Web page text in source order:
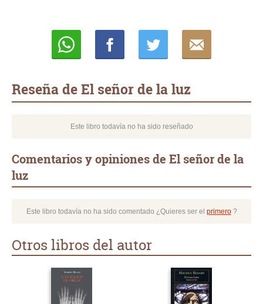
Reseña de El señor de la luz
Este libro todavía no ha sido reseñado
Comentarios y opiniones de El señor de la
luz
Este libro todavía no ha sido comentado ¿Quieres ser el primero?
Otros libros del autor